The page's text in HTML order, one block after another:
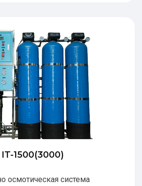
IT-1500(3000)
осмотическая система